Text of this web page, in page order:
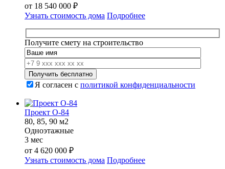
от 18 540 000 ₽
Узнать стоимость дома Подробнее
Получите смету на строительство
Я согласен с политикой конфиденциальности
Проект О-84
80, 85, 90 м2
Одноэтажные
3 мес
от 4 620 000 ₽
Узнать стоимость дома Подробнее